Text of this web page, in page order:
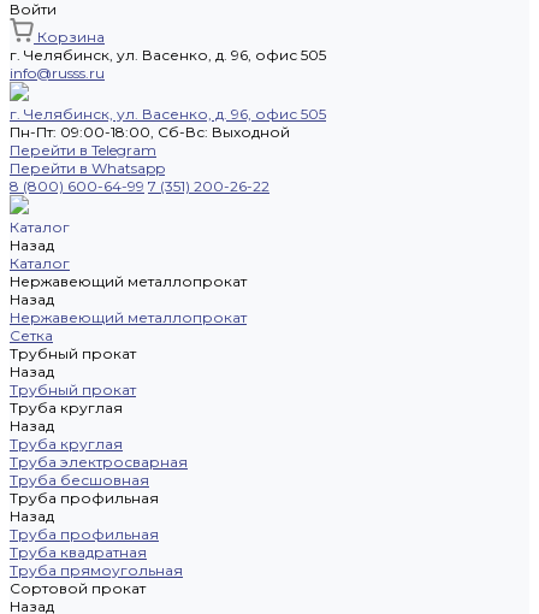
Войти
Корзина
г. Челябинск, ул. Васенко, д. 96, офис 505
info@russs.ru
г. Челябинск, ул. Васенко, д. 96, офис 505
Пн-Пт: 09:00-18:00, Cб-Вс: Выходной
Перейти в Telegram
Перейти в Whatsapp
8 (800) 600-64-99 7 (351) 200-26-22
Каталог
Назад
Каталог
Нержавеющий металлопрокат
Назад
Нержавеющий металлопрокат
Сетка
Трубный прокат
Назад
Трубный прокат
Труба круглая
Назад
Труба круглая
Труба электросварная
Труба бесшовная
Труба профильная
Назад
Труба профильная
Труба квадратная
Труба прямоугольная
Сортовой прокат
Назад